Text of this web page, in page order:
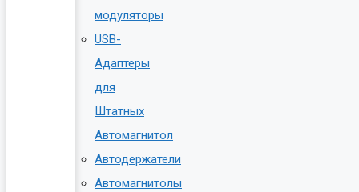
модуляторы
USB-
Адаптеры
для
Штатных
Автомагнитол
Автодержатели
Автомагнитолы